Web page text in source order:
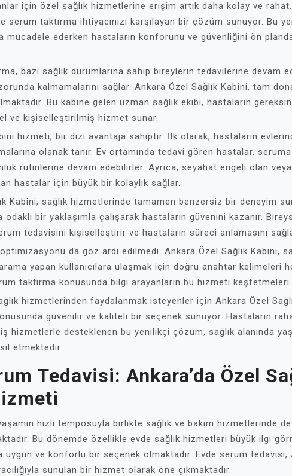
için özel sağlık hizmetlerine erişim artık daha kolay ve
serum taktırma ihtiyacınızı karşılayan bir çözüm sunuyor. Bu
mücadele ederken hastaların konforunu ve güvenliğini ön
bazı sağlık durumlarına sahip bireylerin tedavilerine devam
kalmamalarını sağlar. Ankara Özel Sağlık Kabini, tam
Bu kabine gelen uzman sağlık ekibi, hastaların
ve kişiselleştirilmiş hizmet sunar.
hizmeti, bir dizi avantaja sahiptir. İlk olarak, hastaların
olanak tanır. Ev ortamında tedavi gören hastalar, seruma
rutinlerine devam edebilirler. Ayrıca, seyahat engeli olan
hastalar için büyük bir kolaylık sağlar.
Kabini, sağlık hizmetlerinde tamamen benzersiz bir deneyim
odaklı bir yaklaşımla çalışarak hastaların güvenini kazanır.
tedavisini kişiselleştirir ve hastaların süreci anlamasını
da göz ardı edilmedi. Ankara Özel Sağlık Kabini,
yapan kullanıcılara ulaşmak için doğru anahtar kelimeleri
taktırma konusunda bilgi arayanların bu hizmeti keşfetmeleri
hizmetlerinden faydalanmak isteyenler için Ankara Özel
güvenilir ve kaliteli bir seçenek sunuyor. Hastaların
hizmetlerle desteklenen bu yenilikçi çözüm, sağlık alanında
etmektedir.
Tedavisi: Ankara’da Özel
hızlı temposuyla birlikte sağlık ve bakım hizmetlerinde
Bu dönemde özellikle evde sağlık hizmetleri büyük ilgi
uygun ve konforlu bir seçenek olmaktadır. Evde serum tedavisi,
sunulan bir hizmet olarak öne çıkmaktadır.